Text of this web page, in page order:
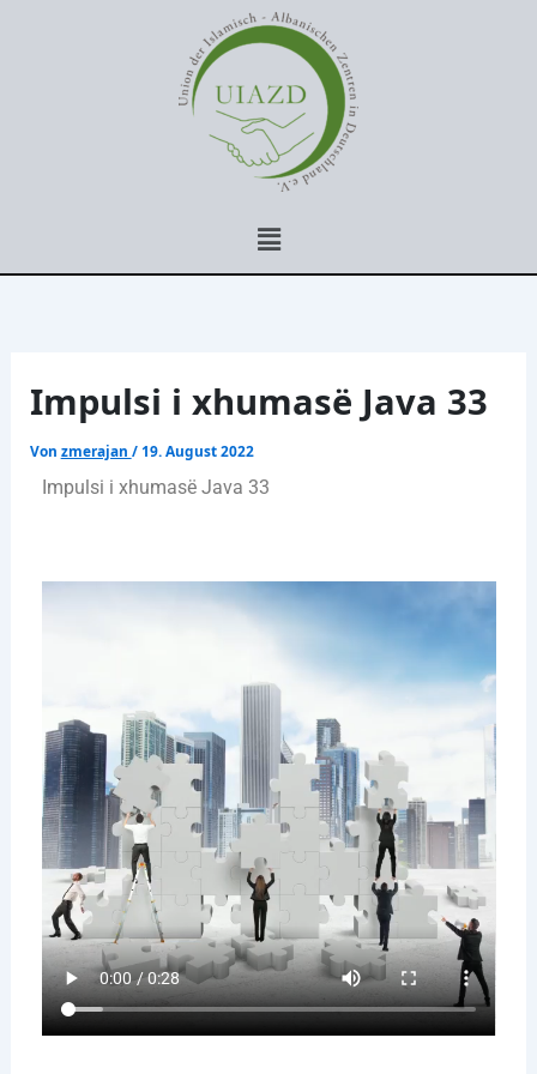
Menü
Impulsi i xhumasë Java 33
Von zmerajan /19. August 2022
Impulsi i xhumasë Java 33